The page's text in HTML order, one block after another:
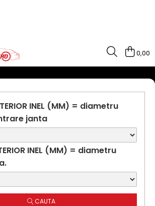
0,00
INEL (MM) = diametru
janta
INEL (MM) = diametru
CAUTA